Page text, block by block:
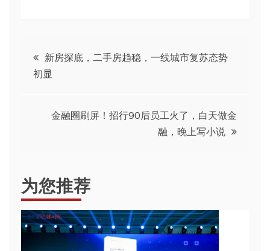
文
章
新房探底，二手房趋稳，一线城市复苏态势
初显
金融圈刷屏！招行90后员工火了，白天做金
融，晚上写小说
为您推荐